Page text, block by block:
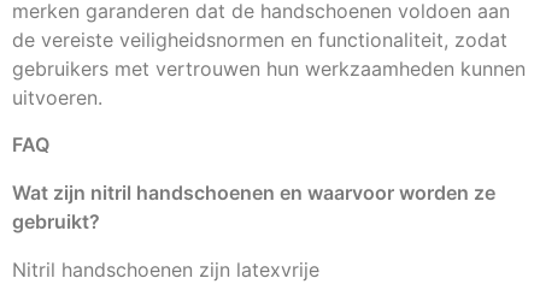
merken garanderen dat de handschoenen voldoen aan
de vereiste veiligheidsnormen en functionaliteit, zodat
gebruikers met vertrouwen hun werkzaamheden kunnen
uitvoeren.
FAQ
Wat zijn nitril handschoenen en waarvoor worden ze
gebruikt?
Nitril handschoenen zijn latexvrije